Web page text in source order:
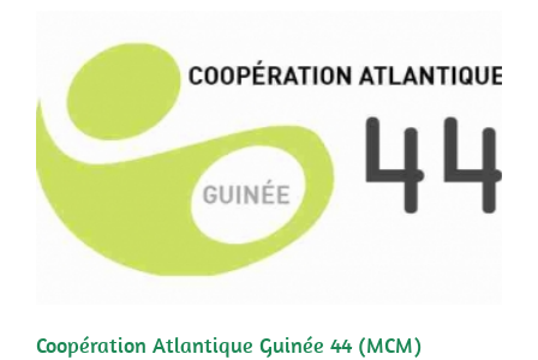
Coopération Atlantique Guinée 44 (MCM)